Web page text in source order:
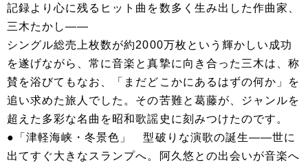
記録より心に残るヒット曲を数多く生み出した作曲家、
三木たかし――
シングル総売上枚数が約2000万枚という輝かしい成功
を遂げながら、常に音楽と真摯に向き合った三木は、称
賛を浴びてもなお、「まだどこかにあるはずの何か」を
追い求めた旅人でした。その苦難と葛藤が、ジャンルを
超えた多彩な名曲を昭和歌謡史に刻みつけたのです。
●「津軽海峡・冬景色」 型破りな演歌の誕生――世に
出てすぐ大きなスランプへ。阿久悠との出会いが音楽へ